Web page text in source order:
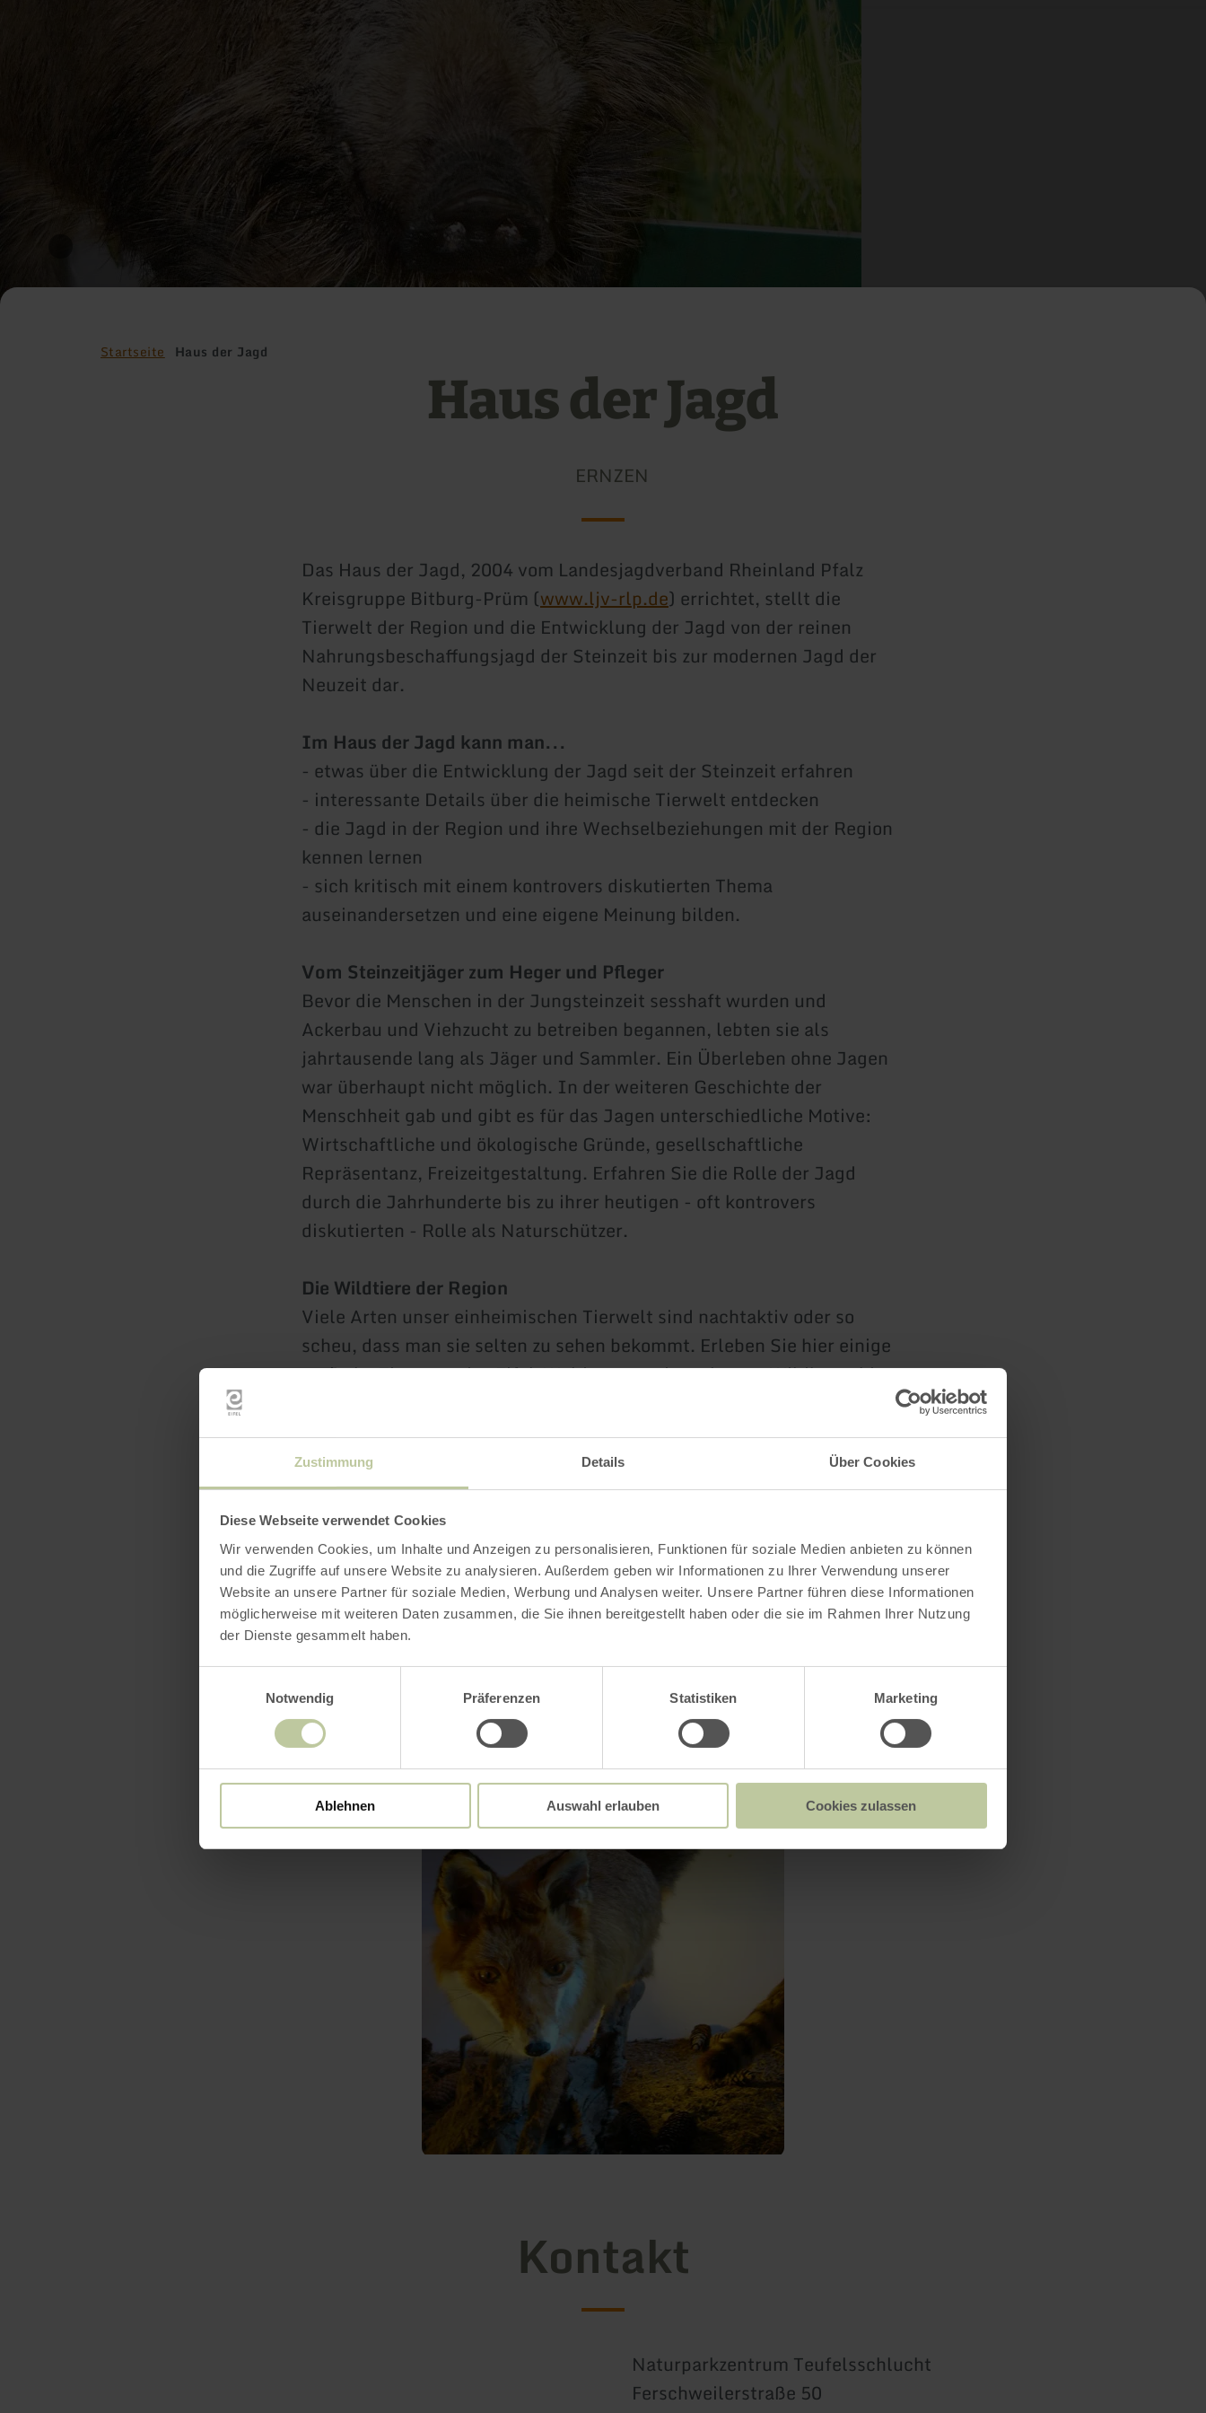
Zustimmung Details Über Cookies
Diese Webseite verwendet Cookies
Wir verwenden Cookies, um Inhalte und Anzeigen zu personalisieren, Funktionen für soziale Medien anbieten zu können
und die Zugriffe auf unsere Website zu analysieren. Außerdem geben wir Informationen zu Ihrer Verwendung unserer
Website an unsere Partner für soziale Medien, Werbung und Analysen weiter. Unsere Partner führen diese Informationen
möglicherweise mit weiteren Daten zusammen, die Sie ihnen bereitgestellt haben oder die sie im Rahmen Ihrer Nutzung
der Dienste gesammelt haben.
Notwendig
Präferenzen Statistiken Marketing
Ablehnen Auswahl erlauben Cookies zulassen
Startseite Haus der Jagd
Haus der Jagd
ERNZEN
Das Haus der Jagd, 2004 vom Landesjagdverband Rheinland Pfalz
Kreisgruppe Bitburg-Prüm (www.ljv-rlp.de) errichtet, stellt die
Tierwelt der Region und die Entwicklung der Jagd von der reinen
Nahrungsbeschaffungsjagd der Steinzeit bis zur modernen Jagd der
Neuzeit dar.
Im Haus der Jagd kann man...
- etwas über die Entwicklung der Jagd seit der Steinzeit erfahren
- interessante Details über die heimische Tierwelt entdecken
- die Jagd in der Region und ihre Wechselbeziehungen mit der Region
kennen lernen
- sich kritisch mit einem kontrovers diskutierten Thema
auseinandersetzen und eine eigene Meinung bilden.
Vom Steinzeitjäger zum Heger und Pfleger
Bevor die Menschen in der Jungsteinzeit sesshaft wurden und
Ackerbau und Viehzucht zu betreiben begannen, lebten sie als
jahrtausende lang als Jäger und Sammler. Ein Überleben ohne Jagen
war überhaupt nicht möglich. In der weiteren Geschichte der
Menschheit gab und gibt es für das Jagen unterschiedliche Motive:
Wirtschaftliche und ökologische Gründe, gesellschaftliche
Repräsentanz, Freizeitgestaltung. Erfahren Sie die Rolle der Jagd
durch die Jahrhunderte bis zu ihrer heutigen - oft kontrovers
diskutierten - Rolle als Naturschützer.
Die Wildtiere der Region
Viele Arten unser einheimischen Tierwelt sind nachtaktiv oder so
scheu, dass man sie selten zu sehen bekommt. Erleben Sie hier einige
typische Tierarten des Eifel-Waldes - von der seltenen Wildkatze bis
und viele andere - , und erfahren Sie viele interessante Details über
diese Tiere.
Impressionen
Kontakt
Naturparkzentrum Teufelsschlucht
Ferschweilerstraße 50